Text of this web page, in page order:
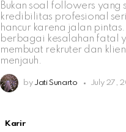
Bukan soal followers yang
kredibilitas profesional
hancur karena jalan
berbagai kesalahan fatal
membuat rekruter dan
menjauh.
by Jati Sunarto July 27,
Karir